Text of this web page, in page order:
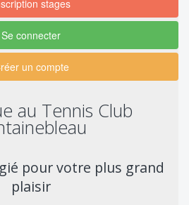
stages
Se connecter
un compte
au Tennis Club
pour votre plus grand
plaisir